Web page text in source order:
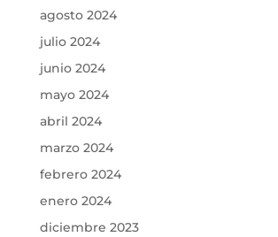
agosto 2024
julio 2024
junio 2024
mayo 2024
abril 2024
marzo 2024
febrero 2024
enero 2024
diciembre 2023